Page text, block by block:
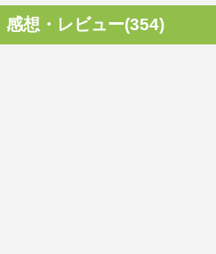
感想・レビュー(354)